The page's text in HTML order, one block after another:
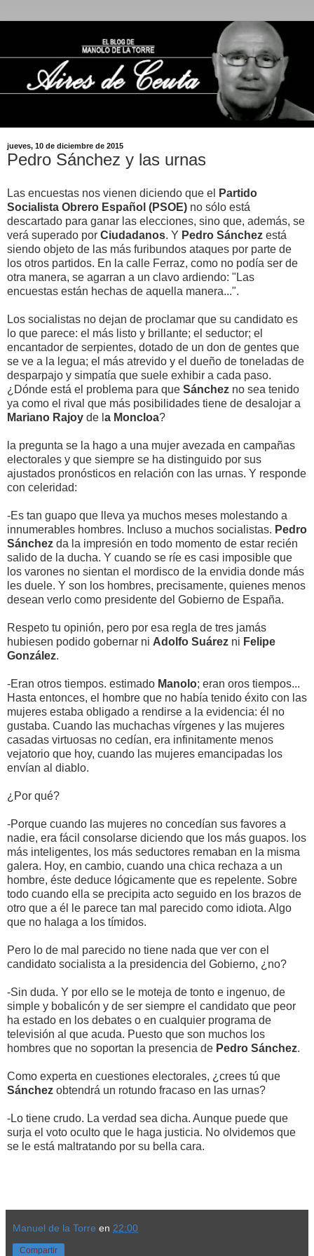
jueves, 10 de diciembre de 2015
Pedro Sánchez y las urnas
Las encuestas nos vienen diciendo que el
Partido
Socialista Obrero Español (PSOE) no sólo está
descartado para ganar las elecciones, sino que, además, se
verá superado por Ciudadanos. Y Pedro Sánchez está
siendo objeto de las más furibundos ataques por parte de
los otros partidos. En la calle Ferraz, como no podía ser de
otra manera, se agarran a un clavo ardiendo: "Las
encuestas están hechas de aquella manera...".
Los socialistas no dejan de proclamar que su candidato es
lo que parece: el más listo y brillante; el seductor; el
encantador de serpientes, dotado de un don de gentes que
se ve a la legua; el más atrevido y el dueño de toneladas de
desparpajo y simpatía que suele exhibir a cada paso.
¿Dónde está el problema para que Sánchez no sea tenido
ya como el rival que más posibilidades tiene de desalojar a
Mariano Rajoy de l a Moncloa?
la pregunta se la hago a una mujer avezada en campañas
electorales y que siempre se ha distinguido por sus
ajustados pronósticos en relación con las urnas. Y responde
con celeridad:
-Es tan guapo que lleva ya muchos meses molestando a
innumerables hombres. Incluso a muchos socialistas. Pedro
Sánchez da la impresión en todo momento de estar recién
salido de la ducha. Y cuando se ríe es casi imposible que
los varones no sientan el mordisco de la envidia donde más
les duele. Y son los hombres, precisamente, quienes menos
desean verlo como presidente del Gobierno de España.
Respeto tu opinión, pero por esa regla de tres jamás
hubiesen podido gobernar ni Adolfo Suárez ni Felipe
González.
-Eran otros tiempos. estimado Manolo; eran oros tiempos...
Hasta entonces, el hombre que no había tenido éxito con las
mujeres estaba obligado a rendirse a la evidencia: él no
gustaba. Cuando las muchachas vírgenes y las mujeres
casadas virtuosas no cedían, era infinitamente menos
vejatorio que hoy, cuando las mujeres emancipadas los
envían al diablo.
¿Por qué?
-Porque cuando las mujeres no concedían sus favores a
nadie, era fácil consolarse diciendo que los más guapos. los
más inteligentes, los más seductores remaban en la misma
galera. Hoy, en cambio, cuando una chica rechaza a un
hombre, éste deduce lógicamente que es repelente. Sobre
todo cuando ella se precipita acto seguido en los brazos de
otro que a él le parece tan mal parecido como idiota. Algo
que no halaga a los tímidos.
Pero lo de mal parecido no tiene nada que ver con el
candidato socialista a la presidencia del Gobierno, ¿no?
-Sin duda. Y por ello se le moteja de tonto e ingenuo, de
simple y bobalicón y de ser siempre el candidato que peor
ha estado en los debates o en cualquier programa de
televisión al que acuda. Puesto que son muchos los
hombres que no soportan la presencia de Pedro Sánchez.
Como experta en cuestiones electorales, ¿crees tú que
Sánchez obtendrá un rotundo fracaso en las urnas?
-Lo tiene crudo. La verdad sea dicha. Aunque puede que
surja el voto oculto que le haga justicia. No olvidemos que
se le está maltratando por su bella cara.
Manuel de la Torre en 22:00
Compartir